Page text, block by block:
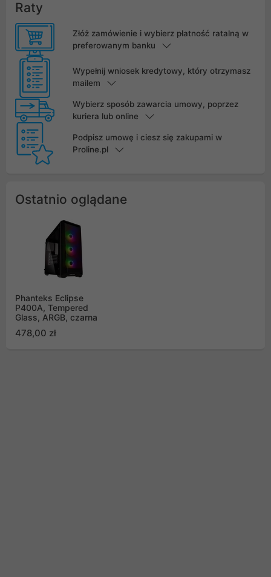
Raty
Złóż zamówienie i wybierz płatność ratalną w
preferowanym banku
Wypełnij wniosek kredytowy, który otrzymasz
mailem
Wybierz sposób zawarcia umowy, poprzez
kuriera lub online
Podpisz umowę i ciesz się zakupami w
Proline.pl
Ostatnio oglądane
Phanteks Eclipse
P400A, Tempered
Glass, ARGB, czarna
478,00 zł